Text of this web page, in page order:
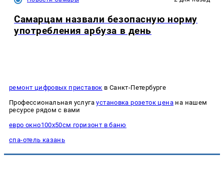
Самарцам назвали безопасную норму
употребления арбуза в день
ремонт цифровых приставок в Санкт-Петербурге
Профессиональная услугаустановка розеток ценана нашем
ресурсе рядом с вами
евро окно100х50см горизонт в баню
спа-отель казань